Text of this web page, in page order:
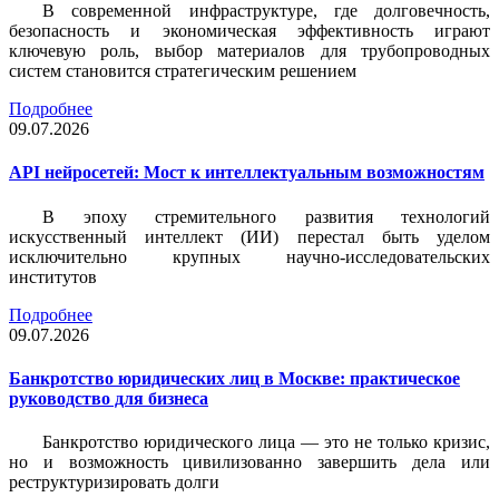
В современной инфраструктуре, где долговечность,
безопасность и экономическая эффективность играют
ключевую роль, выбор материалов для трубопроводных
систем становится стратегическим решением
Подробнее
09.07.2026
API нейросетей: Мост к интеллектуальным возможностям
В эпоху стремительного развития технологий
искусственный интеллект (ИИ) перестал быть уделом
исключительно крупных научно-исследовательских
институтов
Подробнее
09.07.2026
Банкротство юридических лиц в Москве: практическое
руководство для бизнеса
Банкротство юридического лица — это не только кризис,
но и возможность цивилизованно завершить дела или
реструктуризировать долги